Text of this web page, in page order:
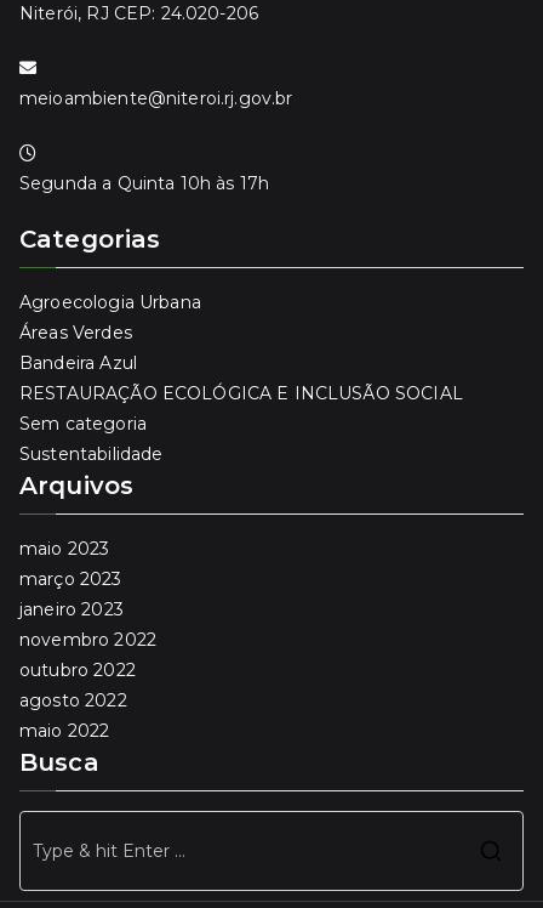
Niterói, RJ CEP: 24.020-206
meioambiente@niteroi.rj.gov.br
Segunda a Quinta 10h às 17h
Categorias
Agroecologia Urbana
Áreas Verdes
Bandeira Azul
RESTAURAÇÃO ECOLÓGICA E INCLUSÃO SOCIAL
Sem categoria
Sustentabilidade
Arquivos
maio 2023
março 2023
janeiro 2023
novembro 2022
outubro 2022
agosto 2022
maio 2022
Busca